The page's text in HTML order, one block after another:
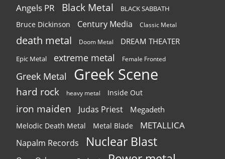
Angels PR Black Metal BLACK SABBATH
Bruce Dickinson Century Media Classic Metal
death metal Doom Metal DREAM THEATER
Epic Metal extreme metal Female Fronted
Greek Metal Greek Scene
hard rock heavy metal Inside Out
iron maiden Judas Priest Megadeth
Melodic Death Metal Metal Blade METALLICA
Napalm Records Nuclear Blast